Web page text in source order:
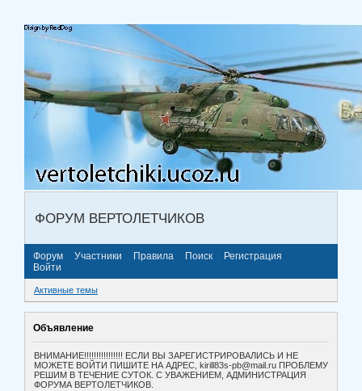
ФОРУМ ВЕРТОЛЕТЧИКОВ
Форум Участники Правила Поиск
Регистрация
Войти
Активные темы
Объявление
ВНИМАНИЕ!!!!!!!!!!!!!!!! ЕСЛИ ВЫ ЗАРЕГИСТРИРОВАЛИСЬ И НЕ
МОЖЕТЕ ВОЙТИ ПИШИТЕ НА АДРЕС, kirill83s-pb@mail.ru ПРОБЛЕМУ
РЕШИМ В ТЕЧЕНИЕ СУТОК. С УВАЖЕНИЕМ, АДМИНИСТРАЦИЯ
ФОРУМА ВЕРТОЛЕТЧИКОВ.